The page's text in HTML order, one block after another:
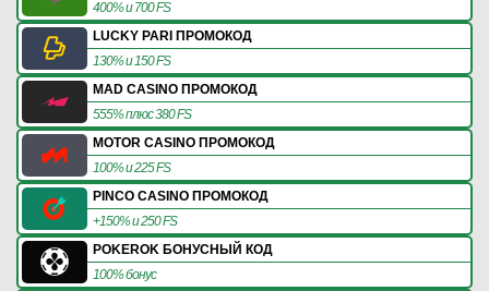
400% и 700 FS
LUCKY PARI ПРОМОКОД
130% и 150 FS
MAD CASINO ПРОМОКОД
555% плюс 380 FS
MOTOR CASINO ПРОМОКОД
100% и 225 FS
PINCO CASINO ПРОМОКОД
+150% и 250 FS
POKEROK БОНУСНЫЙ КОД
100% бонус